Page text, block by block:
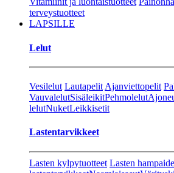
terveystuotteet
LAPSILLE
Lelut
Vesilelut Lautapelit Ajanviettopelit
VauvalelutSisäleikitPehmolelut
lelutNuketLeikkisetit
Lastentarvikkeet
Lasten kylpytuotteet Lasten